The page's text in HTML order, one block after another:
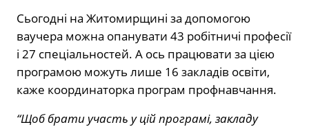
Сьогодні на Житомирщині за допомогою
ваучера можна опанувати 43 робітничі професії
і 27 спеціальностей. А ось працювати за цією
програмою можуть лише 16 закладів освіти,
каже координаторка програм профнавчання.
“Щоб брати участь у цій програмі, закладу